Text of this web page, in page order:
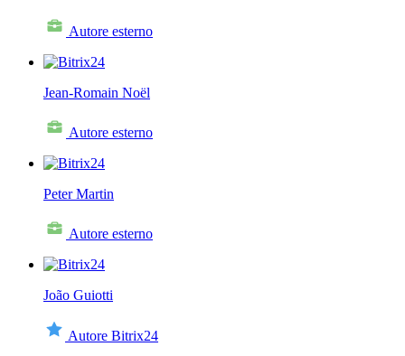
Autore esterno
Jean-Romain Noël
Autore esterno
Peter Martin
Autore esterno
João Guiotti
Autore Bitrix24